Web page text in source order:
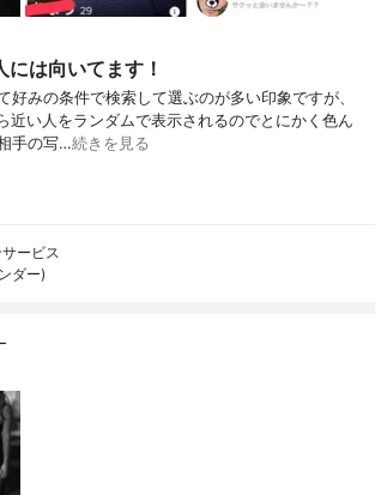
は向いてます！
好みの条件で検索して選ぶのが多い印象ですが、
近い人をランダムで表示されるのでとにかく色ん
手の写…続きを見る
ービス
ダー)